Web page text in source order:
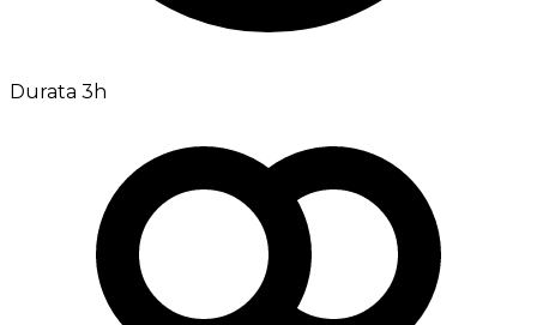
Durata 3h